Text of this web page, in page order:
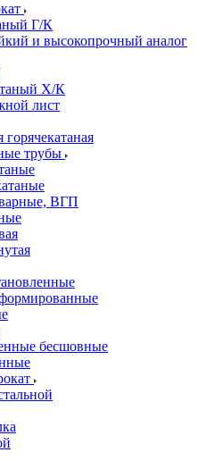
Г/К
и высокопрочный аналог
Х/К
лист
горячекатаная
трубы
ВГП
бесшовные